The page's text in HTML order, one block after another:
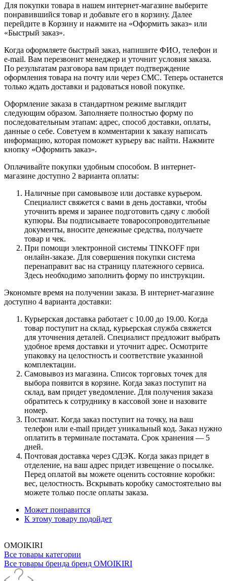
Для покупки товара в нашем интернет-магазине выберите
понравившийся товар и добавьте его в корзину. Далее
перейдите в Корзину и нажмите на «Оформить заказ» или
«Быстрый заказ».
Когда оформляете быстрый заказ, напишите ФИО, телефон и
e-mail. Вам перезвонит менеджер и уточнит условия заказа.
По результатам разговора вам придет подтверждение
оформления товара на почту или через СМС. Теперь останется
только ждать доставки и радоваться новой покупке.
Оформление заказа в стандартном режиме выглядит
следующим образом. Заполняете полностью форму по
последовательным этапам: адрес, способ доставки, оплаты,
данные о себе. Советуем в комментарии к заказу написать
информацию, которая поможет курьеру вас найти. Нажмите
кнопку «Оформить заказ».
Оплачивайте покупки удобным способом. В интернет-
магазине доступно 2 варианта оплаты:
Наличные при самовывозе или доставке курьером.
Специалист свяжется с вами в день доставки, чтобы
уточнить время и заранее подготовить сдачу с любой
купюры. Вы подписываете товаросопроводительные
документы, вносите денежные средства, получаете
товар и чек.
При помощи электронной системы TINKOFF при
онлайн-заказе. Для совершения покупки система
перенаправит вас на страницу платежного сервиса.
Здесь необходимо заполнить форму по инструкции.
Экономьте время на получении заказа. В интернет-магазине
доступно 4 варианта доставки:
Курьерская доставка работает с 10.00 до 19.00. Когда
товар поступит на склад, курьерская служба свяжется
для уточнения деталей. Специалист предложит выбрать
удобное время доставки и уточнит адрес. Осмотрите
упаковку на целостность и соответствие указанной
комплектации.
Самовывоз из магазина. Список торговых точек для
выбора появится в корзине. Когда заказ поступит на
склад, вам придет уведомление. Для получения заказа
обратитесь к сотруднику в кассовой зоне и назовите
номер.
Постамат. Когда заказ поступит на точку, на ваш
телефон или e-mail придет уникальный код. Заказ нужно
оплатить в терминале постамата. Срок хранения — 5
дней.
Почтовая доставка через СДЭК. Когда заказ придет в
отделение, на ваш адрес придет извещение о посылке.
Перед оплатой вы можете оценить состояние коробки:
вес, целостность. Вскрывать коробку самостоятельно вы
можете только после оплаты заказа.
Может понравится
К этому товару подойдет
OMOIKIRI
Все товары категории
Все товары бренда бренд OMOIKIRI